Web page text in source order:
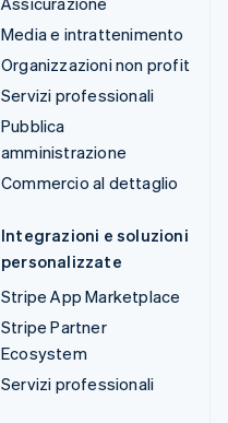
Media e intrattenimento
Organizzazioni non profit
Servizi professionali
Pubblica
amministrazione
Commercio al dettaglio
Integrazioni e soluzioni
personalizzate
Stripe App Marketplace
Stripe Partner
Ecosystem
Servizi professionali